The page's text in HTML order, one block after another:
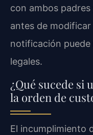
con ambos
antes de
notificación
legales.
¿Qué sucede si
la orden de
El incumplimiento